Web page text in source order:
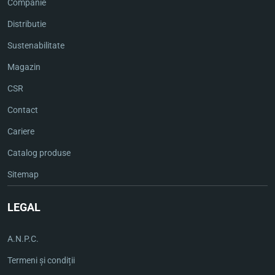
Companie
Distributie
Sustenabilitate
Magazin
CSR
Contact
Cariere
Catalog produse
Sitemap
LEGAL
A.N.P.C.
Termeni și condiții